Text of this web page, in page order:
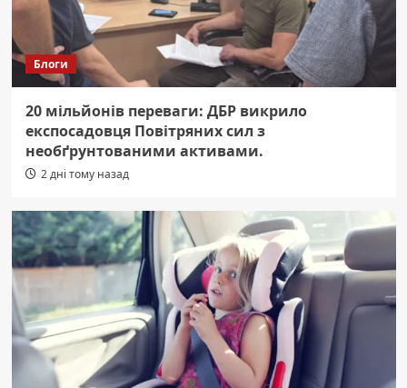
Блоги
20 мільйонів переваги: ДБР викрило
експосадовця Повітряних сил з
необґрунтованими активами.
2 дні тому назад